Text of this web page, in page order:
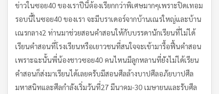
ข่าวในซอย40 ของเราปีนี้ต้องเรียกกว่าพิเศษมากๆเพราะปิดเทอม
รอบนี้ในซอย40 ของเรา จะมีบราเดอร์จากบ้านเณรใหญ่และบ้าน
เณรกลาง2 ท่านมาช่วยสอนคำสอนให้กับบรรดานักเรียนที่ไม่ได้
เรียนคำสอนที่โรงเรียนหรือเยาวชนที่สนใจจะเข้ามารื้อฟื้นคำสอน
เพราะฉะนั้นพี่น้องชาวซอย40 คนไหนมีลูกหลานที่ยังไม่ได้เรียน
คำสอนก็ส่งมาเรียนได้เลยครับมีสอนศีลล้างบาปศีลอภัยบาปศีล
มหาสนิทและศีลกำลังเริ่มวันที่27 มีนาคม-30 เมษายนและรับศีล